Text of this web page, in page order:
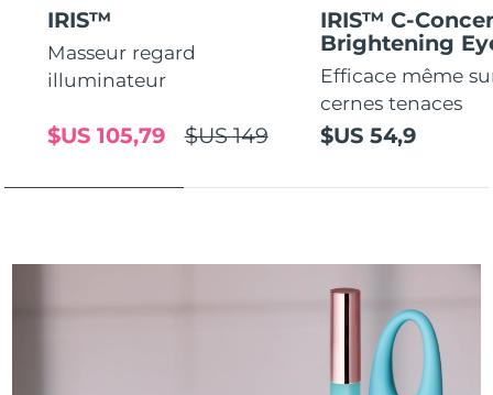
IRIS™
Masseur regard
illuminateur
$US 149
$US 105,79
IRIS™ C-
Brightening
Efficace même
cernes tenaces
$US 54,9